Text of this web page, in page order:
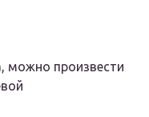
можно произвести